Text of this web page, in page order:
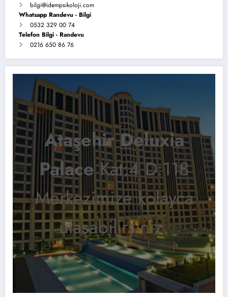
bilgi@idempsikoloji.com
Whatsapp Randevu - Bilgi
0532 329 00 74
Telefon Bilgi - Randevu
0216 650 86 76
Ataşehir Deluxia
PalaceKat:4 D:118
Merkezimize kolayca
ulaşabilirsiniz.